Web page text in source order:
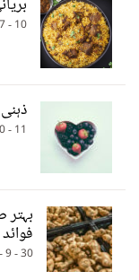
10 - 7 -2023
ذہنی
11 - 10 -2022
فوائد
30 - 9 -2022